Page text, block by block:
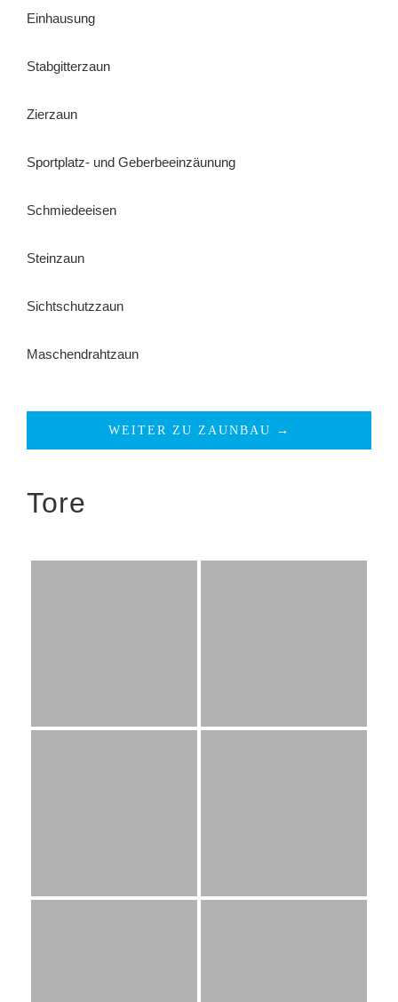
Einhausung
Stabgitterzaun
Zierzaun
Sportplatz- und Geberbeeinzäunung
Schmiedeeisen
Steinzaun
Sichtschutzzaun
Maschendrahtzaun
WEITER ZU ZAUNBAU →
Tore